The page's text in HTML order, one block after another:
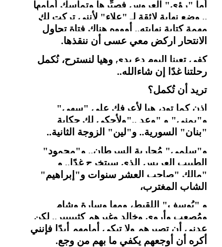
أما "رؤى" العروس فصبِّرها وتماسك أمامها
.. وضع نهاية لائقة لـ "علاء" لأنني تركت لك
مهمة كتابة نهايته.. أوووه هناك فتاة تحاول
الانتحار اركض معي عسى أن ننقذها.
كفى تعبنا اليوم دع يدي وهيا لنسترح، نُكمل
رحلتنا غدًا إن شاءالله..
تريد أن تُكمل؟
إذن كما تود، هيا لأعرفك على "سهى"
و"يمنى" و "وعد "..ولأحكي لك حكاية
"بنان" السورية.. و"لين" الزوجة الثانية..
و"سلمى" مُحاربة السرطان.. و"محمود"
الطبيب العريس الذي سيتخرج غدًا.. و
"مالك "صاحب العشر سنوات و"إبراهيم"
الشاب المغترب،
و "يُوسف" اللقيط، ومها وسارة وشام
ومُصعب وأروى وخالد وغيرهم كثييييير.. لكن
عدني أن تصبرهم ولا تبكي أمامهم أبدًا فإنني
أكره أن أوجعهم يكفي ما بهم من وجع.